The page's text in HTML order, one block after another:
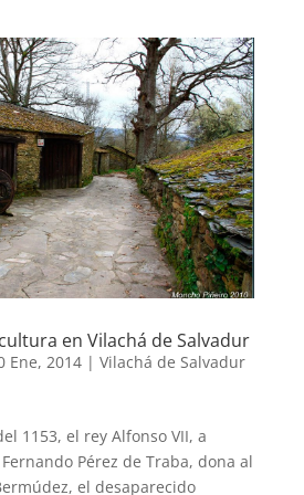
en Vilachá de Salvadur
Ene, 2014| Vilachá de Salvadur
1153, el rey Alfonso VII, a
Pérez de Traba, dona al
el desaparecido